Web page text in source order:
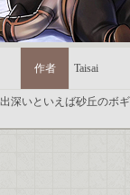
作者 Taisai
深いといえば砂丘のボ